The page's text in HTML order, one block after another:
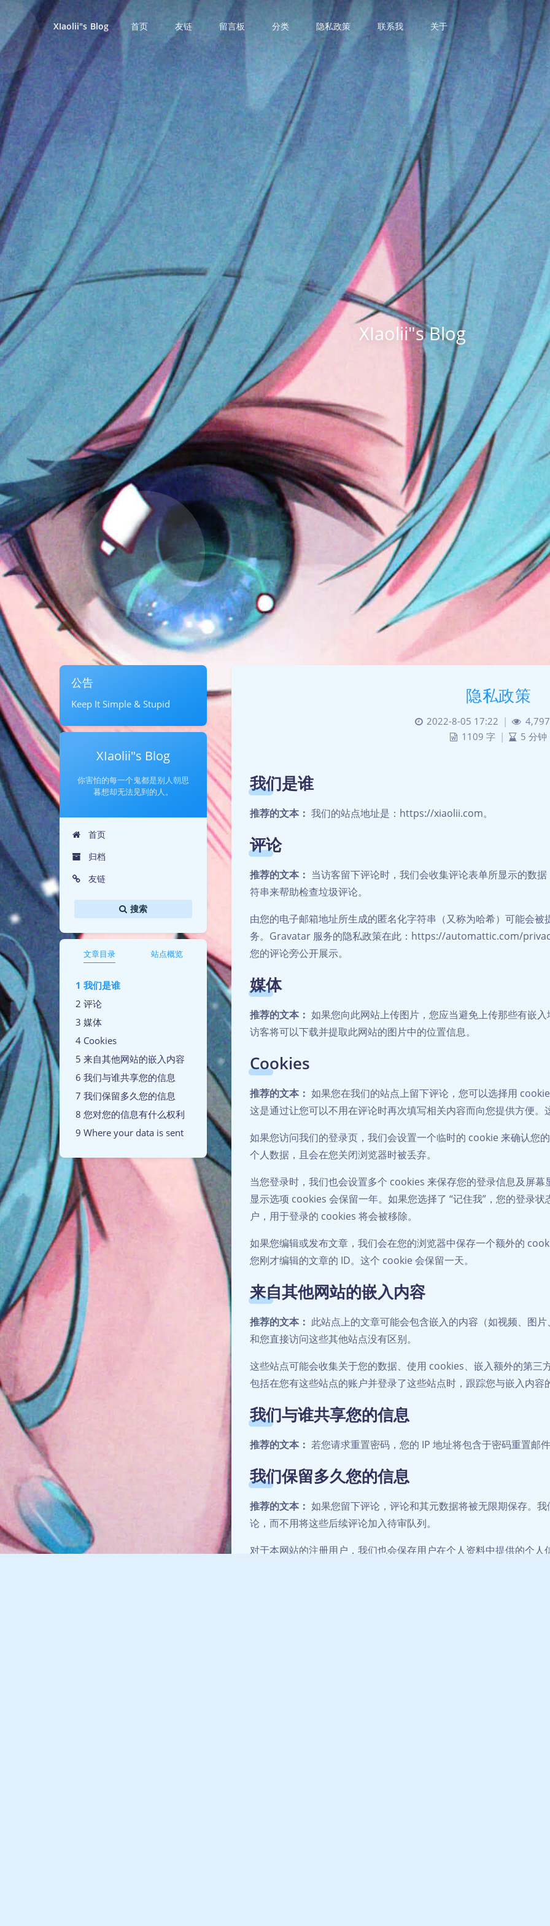
XIaolii"s Blog 首页 友链 留言板 分类 隐私政策 联系我 关于
XIaolii"s Blog
公告
Keep It Simple & Stupid
XIaolii"s Blog
你害怕的每一个鬼都是别人朝思
暮想却无法见到的人。
首页
归档
友链
搜索
文章目录 站点概览
我们是谁
评论
媒体
Cookies
来自其他网站的嵌入内容
我们与谁共享您的信息
我们保留多久您的信息
您对您的信息有什么权利
Where your data is sent
隐私政策
2022-8-05 17:22 |
4,797
1109 字 | 5 分钟
我们是谁
推荐的文本： 我们的站点地址是：https://xiaolii.com。
评论
推荐的文本： 当访客留下评论时，我们会收集评论表单所显示的数
符串来帮助检查垃圾评论。
由您的电子邮箱地址所生成的匿名化字符串（又称为哈希）可能会
务。Gravatar 服务的隐私政策在此：https://automattic.com/
您的评论旁公开展示。
媒体
推荐的文本： 如果您向此网站上传图片，您应当避免上传那些有嵌
访客将可以下载并提取此网站的图片中的位置信息。
Cookies
推荐的文本： 如果您在我们的站点上留下评论，您可以选择用
这是通过让您可以不用在评论时再次填写相关内容而向您提供方便
如果您访问我们的登录页，我们会设置一个临时的 cookie 来确认您
个人数据，且会在您关闭浏览器时被丢弃。
当您登录时，我们也会设置多个 cookies 来保存您的登录信息及屏
显示选项 cookies 会保留一年。如果您选择了 “记住我”，您的登录
户，用于登录的 cookies 将会被移除。
如果您编辑或发布文章，我们会在您的浏览器中保存一个额外的
您刚才编辑的文章的 ID。这个 cookie 会保留一天。
来自其他网站的嵌入内容
推荐的文本： 此站点上的文章可能会包含嵌入的内容（如视频、图
和您直接访问这些其他站点没有区别。
这些站点可能会收集关于您的数据、使用 cookies、嵌入额外的第三
包括在您有这些站点的账户并登录了这些站点时，跟踪您与嵌入内容
我们与谁共享您的信息
推荐的文本： 若您请求重置密码，您的 IP 地址将包含于密码重置邮
我们保留多久您的信息
推荐的文本： 如果您留下评论，评论和其元数据将被无限期保存。
论，而不用将这些后续评论加入待审队列。
对于本网站的注册用户，我们也会保存用户在个人资料中提供的个